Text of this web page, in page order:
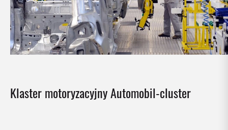
Klaster motoryzacyjny Automobil-cluster